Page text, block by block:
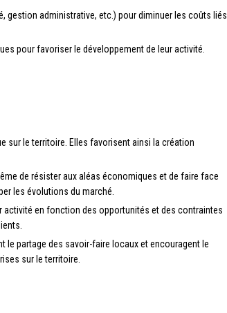
gestion administrative, etc.) pour diminuer les coûts liés
pour favoriser le développement de leur activité.
sur le territoire. Elles favorisent ainsi la création
de résister aux aléas économiques et de faire face
les évolutions du marché.
activité en fonction des opportunités et des contraintes
le partage des savoir-faire locaux et encouragent le
sur le territoire.